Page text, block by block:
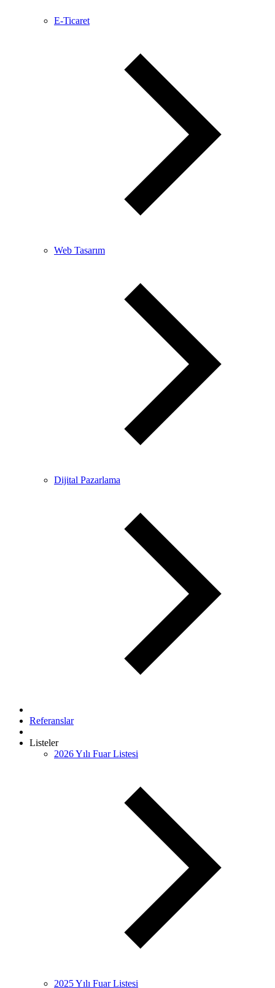
E-Ticaret
Web Tasarım
Dijital Pazarlama
Referanslar
Listeler
2026 Yılı Fuar Listesi
2025 Yılı Fuar Listesi